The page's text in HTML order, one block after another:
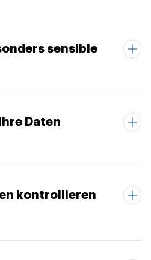
sensible
Daten
kontrollieren